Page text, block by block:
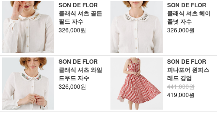
SON DE FLOR
클래식 셔츠 골든
필드 자수
326,000원
SON DE FLOR
클래식 셔츠 헤이
즐넛 자수
326,000원
SON DE FLOR
클래식 셔츠 와일
드우드 자수
326,000원
SON DE FLOR
피나포어 원피스
레드 깅엄
441,000원
419,000원